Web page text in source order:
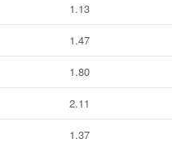
1.13
1.47
1.80
2.11
1.37